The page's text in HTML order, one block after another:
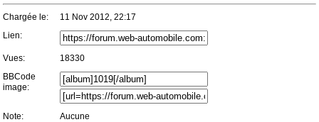
Chargée le:
11 Nov 2012, 22:17
Lien:
Vues:
18330
BBCode
image:
Note: Aucune